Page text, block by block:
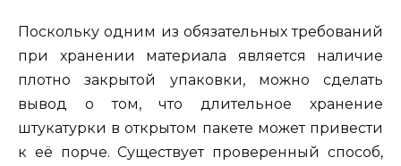
Поскольку одним из обязательных требований
при хранении материала является наличие
плотно закрытой упаковки, можно сделать
вывод о том, что длительное хранение
штукатурки в открытом пакете может привести
к её порче. Существует проверенный способ,